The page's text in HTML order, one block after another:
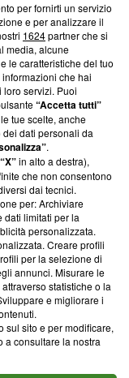
su Blasting
ci impegniamo a
aderenza a
News non è
di farne
una verifica di
Frasca, 3 - 6900
per fornirti un servizio
e per analizzare il
1624partner che si
media, alcune
le caratteristiche del tuo
che hai
servizi. Puoi
“Accetta tutti”
tue scelte, anche
dati personali da
.
“X”in alto a destra),
che non consentono
dai tecnici.
per: Archiviare
dati limitati per la
personalizzata.
Creare profili
per la selezione di
annunci. Misurare le
statistiche o la
e migliorare i
sul sito e per modificare,
a consultare la nostra